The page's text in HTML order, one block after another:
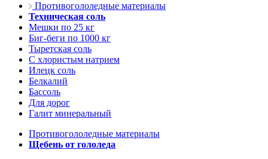
Противогололедные материалы
Техническая соль
Мешки по 25 кг
Биг-беги по 1000 кг
Тыретская соль
С хлористым натрием
Илецк соль
Белкалий
Бассоль
Для дорог
Галит минеральный
Противогололедные материалы
Щебень от гололеда